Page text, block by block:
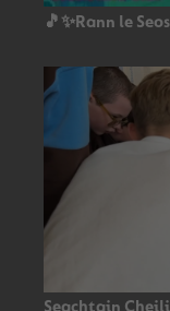
🎵✨Rann le